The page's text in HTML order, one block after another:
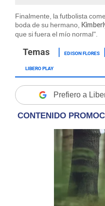
Finalmente, la futbolista
boda de su hermano,
que si fuera el mío normal".
EDISON FLORES
LIBERO PLAY
Prefiero a